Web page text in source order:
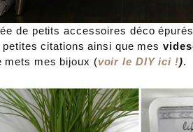
de petits accessoires déco
petites citations ainsi que mes
mets mes bijoux (voir le DIY ici !).